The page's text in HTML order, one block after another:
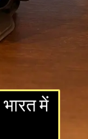
भारत में